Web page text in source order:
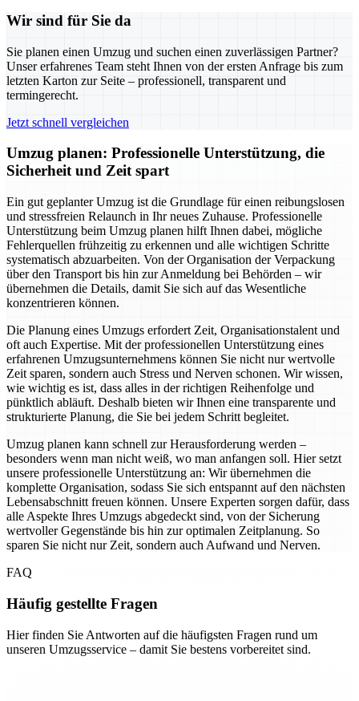
Wir sind für Sie da
Sie planen einen Umzug und suchen einen zuverlässigen Partner?
Unser erfahrenes Team steht Ihnen von der ersten Anfrage bis zum
letzten Karton zur Seite – professionell, transparent und
termingerecht.
Jetzt schnell vergleichen
Umzug planen: Professionelle Unterstützung, die
Sicherheit und Zeit spart
Ein gut geplanter Umzug ist die Grundlage für einen reibungslosen
und stressfreien Relaunch in Ihr neues Zuhause. Professionelle
Unterstützung beim Umzug planen hilft Ihnen dabei, mögliche
Fehlerquellen frühzeitig zu erkennen und alle wichtigen Schritte
systematisch abzuarbeiten. Von der Organisation der Verpackung
über den Transport bis hin zur Anmeldung bei Behörden – wir
übernehmen die Details, damit Sie sich auf das Wesentliche
konzentrieren können.
Die Planung eines Umzugs erfordert Zeit, Organisationstalent und
oft auch Expertise. Mit der professionellen Unterstützung eines
erfahrenen Umzugsunternehmens können Sie nicht nur wertvolle
Zeit sparen, sondern auch Stress und Nerven schonen. Wir wissen,
wie wichtig es ist, dass alles in der richtigen Reihenfolge und
pünktlich abläuft. Deshalb bieten wir Ihnen eine transparente und
strukturierte Planung, die Sie bei jedem Schritt begleitet.
Umzug planen kann schnell zur Herausforderung werden –
besonders wenn man nicht weiß, wo man anfangen soll. Hier setzt
unsere professionelle Unterstützung an: Wir übernehmen die
komplette Organisation, sodass Sie sich entspannt auf den nächsten
Lebensabschnitt freuen können. Unsere Experten sorgen dafür, dass
alle Aspekte Ihres Umzugs abgedeckt sind, von der Sicherung
wertvoller Gegenstände bis hin zur optimalen Zeitplanung. So
sparen Sie nicht nur Zeit, sondern auch Aufwand und Nerven.
FAQ
Häufig gestellte Fragen
Hier finden Sie Antworten auf die häufigsten Fragen rund um
unseren Umzugsservice – damit Sie bestens vorbereitet sind.